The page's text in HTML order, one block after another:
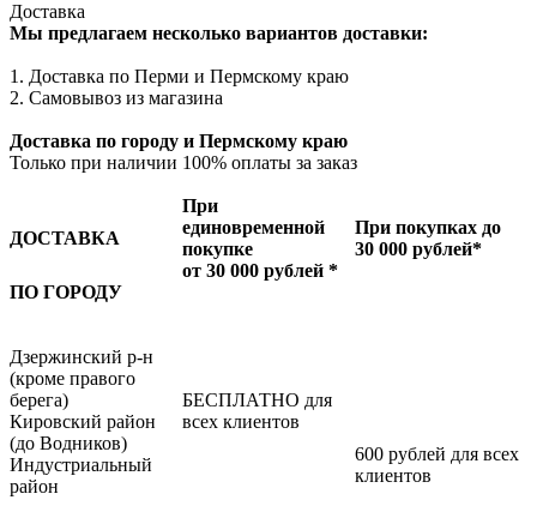
Доставка
Мы предлагаем несколько вариантов доставки:
1. Доставка по Перми и Пермскому краю
2. Самовывоз из магазина
Доставка по городу и Пермскому краю
Только при наличии 100% оплаты за заказ
ДОСТАВКА
При
единовременной
покупке
от 30 000 рублей *
При покупках до
30 000 рублей*
ПО ГОРОДУ
Дзержинский р-н
(кроме правого
берега)
Кировский район
(до Водников)
Индустриальный
район
БЕСПЛАТНО для
всех клиентов
600 рублей для всех
клиентов